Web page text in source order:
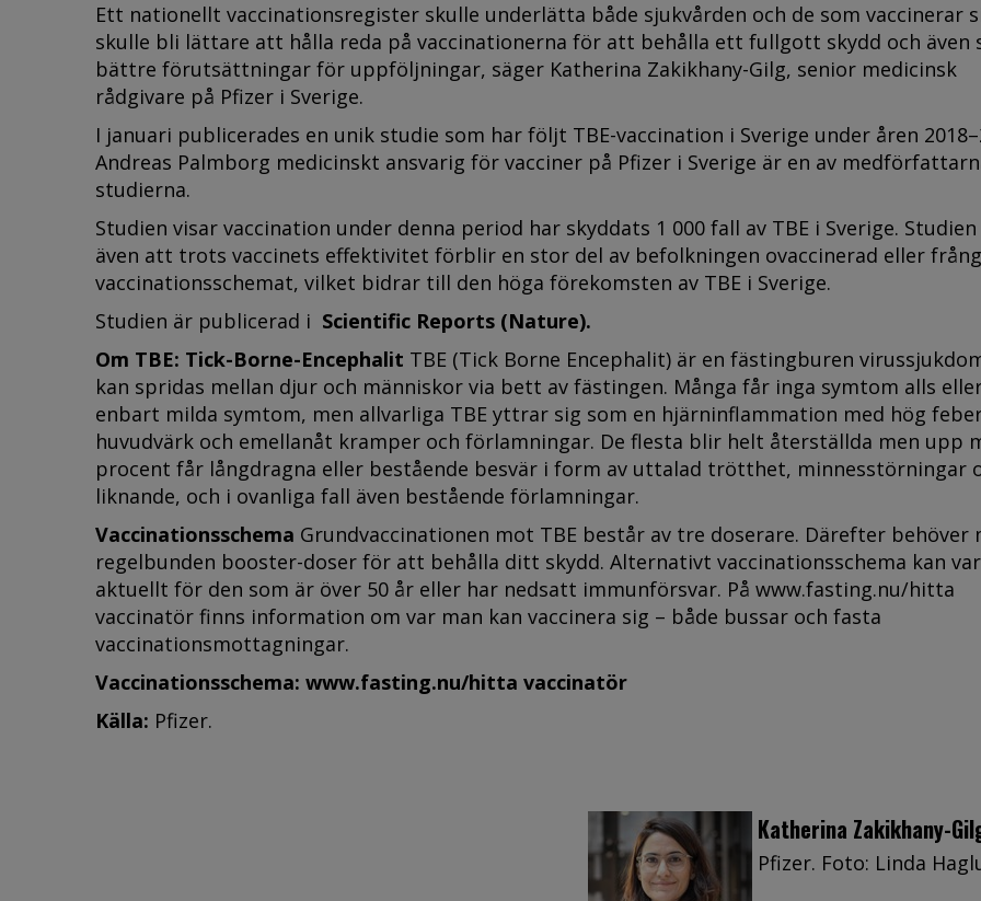
Ett nationellt vaccinationsregister skulle underlätta både sjukvården och de som vaccinerar
skulle bli lättare att hålla reda på vaccinationerna för att behålla ett fullgott skydd och även
bättre förutsättningar för uppföljningar, säger Katherina Zakikhany-Gilg, senior medicinsk
rådgivare på Pfizer i Sverige.
I januari publicerades en unik studie som har följt TBE-vaccination i Sverige under åren
Andreas Palmborg medicinskt ansvarig för vacciner på Pfizer i Sverige är en av
studierna.
Studien visar vaccination under denna period har skyddats 1 000 fall av TBE i Sverige. Studien
även att trots vaccinets effektivitet förblir en stor del av befolkningen ovaccinerad eller
vaccinationsschemat, vilket bidrar till den höga förekomsten av TBE i Sverige.
Studien är publicerad i Scientific Reports (Nature).
Om TBE: Tick-Borne-Encephalit TBE (Tick Borne Encephalit) är en fästingburen
kan spridas mellan djur och människor via bett av fästingen. Många får inga symtom alls
enbart milda symtom, men allvarliga TBE yttrar sig som en hjärninflammation med hög
huvudvärk och emellanåt kramper och förlamningar. De flesta blir helt återställda men upp
procent får långdragna eller bestående besvär i form av uttalad trötthet, minnesstörningar
liknande, och i ovanliga fall även bestående förlamningar.
Vaccinationsschema Grundvaccinationen mot TBE består av tre doserare. Därefter behöver
regelbunden booster-doser för att behålla ditt skydd. Alternativt vaccinationsschema kan
aktuellt för den som är över 50 år eller har nedsatt immunförsvar. På www.fasting.nu/hitta
vaccinatör finns information om var man kan vaccinera sig – både bussar och fasta
vaccinationsmottagningar.
Vaccinationsschema: www.fasting.nu/hitta vaccinatör
Källa: Pfizer.
Katherina Zakikhany-
Pfizer. Foto: Linda